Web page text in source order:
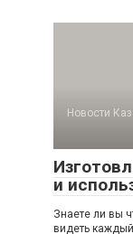
Новости
и
Знаете ли вы
видеть